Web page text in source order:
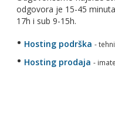
odgovora je 15-45
17h i sub 9-15h.
• Hosting podrška -
• Hosting prodaja -